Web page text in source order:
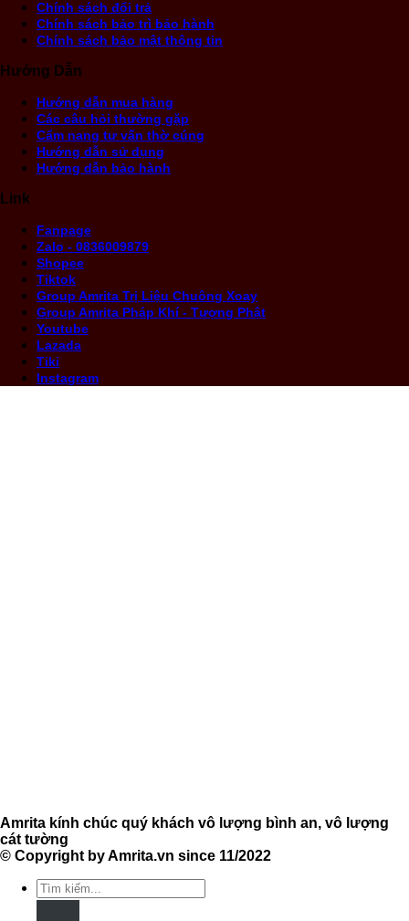
Chính sách đổi trả
Chính sách bảo trì bảo hành
Chính sách bảo mật thông tin
Hướng Dẫn
Hướng dẫn mua hàng
Các câu hỏi thường gặp
Cẩm nang tư vấn thờ cúng
Hướng dẫn sử dụng
Hướng dẫn bảo hành
Link
Fanpage
Zalo - 0836009879
Shopee
Tiktok
Group Amrita Trị Liệu Chuông Xoay
Group Amrita Pháp Khí - Tượng Phật
Youtube
Lazada
Tiki
Instagram
Amrita kính chúc quý khách vô lượng bình an, vô lượng
cát tường
© Copyright by Amrita.vn since 11/2022
Tìm
kiếm: